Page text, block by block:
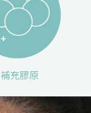
補充膠原